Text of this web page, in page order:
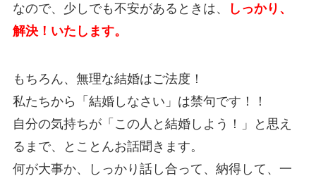
なので、少しでも不安があるときは、
しっかり、
解決！いたします。
もちろん、無理な結婚はご法度！
私たちから「結婚しなさい」は禁句です！！
自分の気持ちが「この人と結婚しよう！」と思え
るまで、とことんお話聞きます。
何が大事か、しっかり話し合って、納得して、一